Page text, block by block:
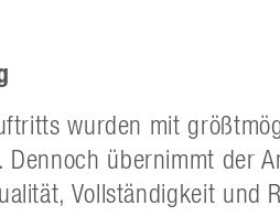
wurden mit
Dennoch übernimmt der
Vollständigkeit und